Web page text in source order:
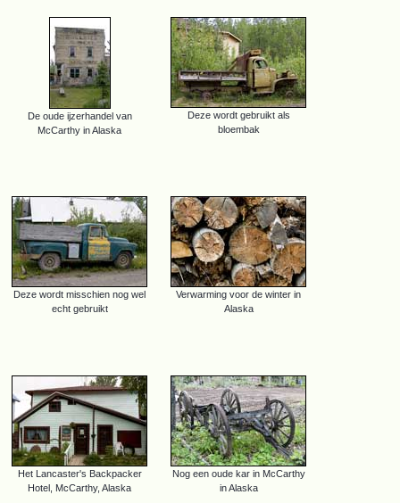
De oude ijzerhandel van
McCarthy in Alaska
Deze wordt gebruikt als
bloembak
Deze wordt misschien nog wel
echt gebruikt
Verwarming voor de winter in
Alaska
Het Lancaster's Backpacker
Hotel, McCarthy, Alaska
Nog een oude kar in McCarthy
in Alaska